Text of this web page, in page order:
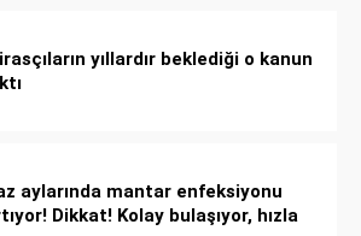
yıllardır beklediği o kanun
aylarında mantar enfeksiyonu
Dikkat! Kolay bulaşıyor, hızla